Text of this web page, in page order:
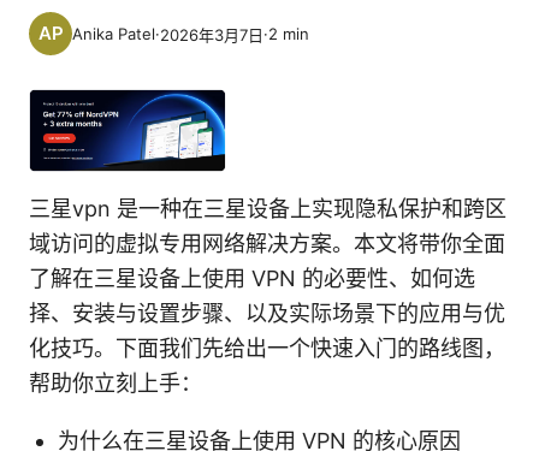
Anika Patel·2026年3月7日·2 min
三星vpn 是一种在三星设备上实现隐私保护和跨区
域访问的虚拟专用网络解决方案。本文将带你全面
了解在三星设备上使用 VPN 的必要性、如何选
择、安装与设置步骤、以及实际场景下的应用与优
化技巧。下面我们先给出一个快速入门的路线图，
帮助你立刻上手：
为什么在三星设备上使用 VPN 的核心原因